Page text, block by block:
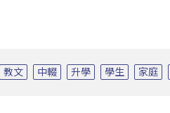
教文 中輟 升學 學生 家庭